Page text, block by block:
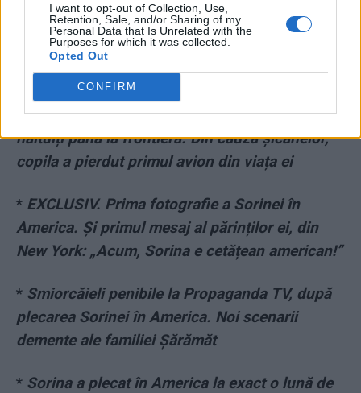
I want to opt-out of Collection, Use,
Retention, Sale, and/or Sharing of my
Personal Data that Is Unrelated with the
Purposes for which it was collected.
Opted Out
CONFIRM
Au încercat să blocheze plecarea Sorinei la 5
dimineața, în aeroport! Soții Săcărin au fost
hăituiți până la frontieră. Din cauza șicanelor,
copila a pierdut primul avion din viața ei
* EXCLUSIV. Prima fotografie a Sorinei în
America. Și primul mesaj al părinților ei, din
New York: „Acum, Sorina e cetățean american!”
* Smiorcăieli penibile la Propaganda TV, după
plecarea Sorinei în America. Noi scenarii
demente ale familiei Șărămăt
* Sorina a plecat în America la exact o lună de